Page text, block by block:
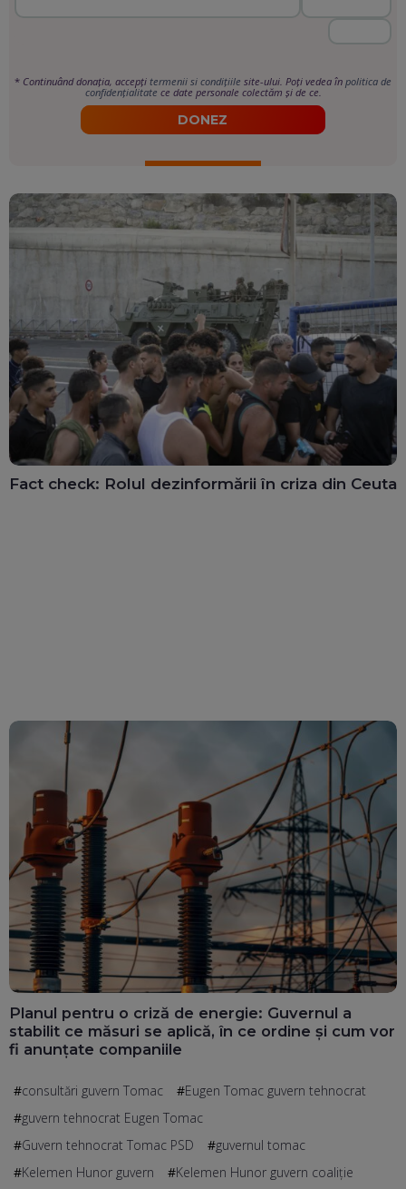
* Continuând donația, accepți termenii si condițiile site-ului. Poți vedea în politica de
confidențialitate ce date personale colectăm și de ce.
DONEZ
Fact check: Rolul dezinformării în criza din Ceuta
Planul pentru o criză de energie: Guvernul a
stabilit ce măsuri se aplică, în ce ordine și cum vor
fi anunțate companiile
consultări guvern Tomac
Eugen Tomac guvern tehnocrat
guvern tehnocrat Eugen Tomac
Guvern tehnocrat Tomac PSD
guvernul tomac
Kelemen Hunor guvern
Kelemen Hunor guvern coaliție